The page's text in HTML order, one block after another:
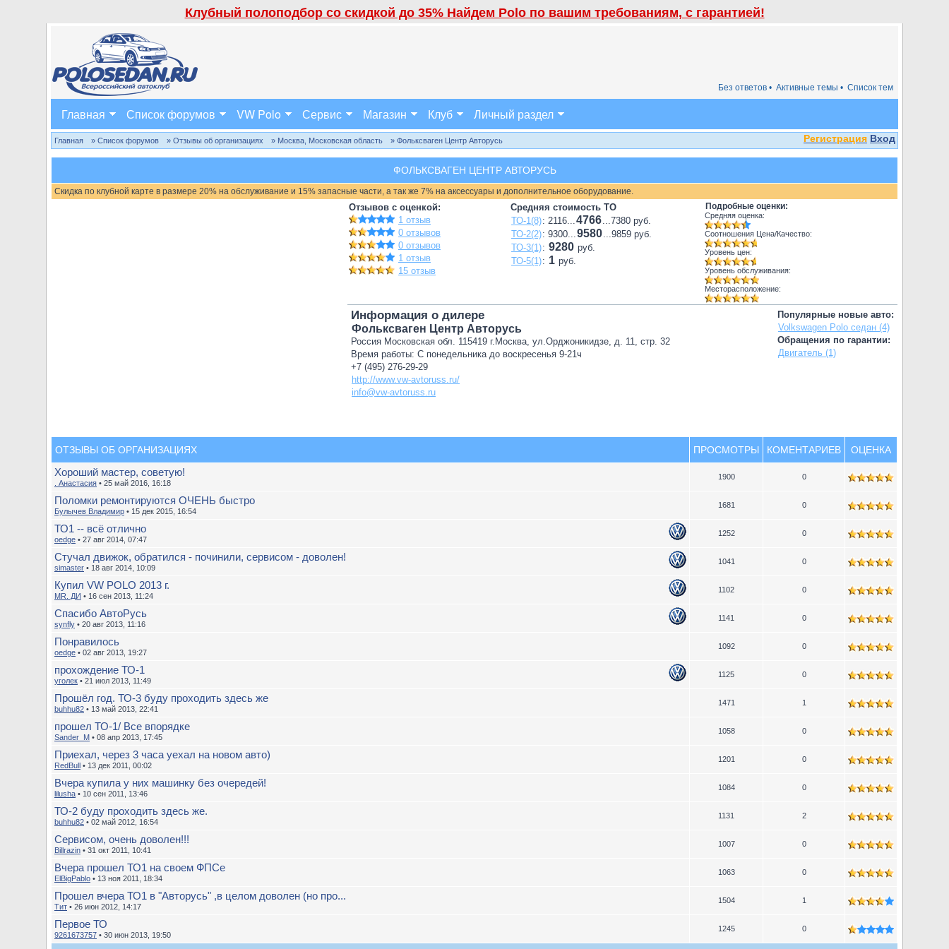
Клубный полоподбор со скидкой до 35% Найдем Polo по вашим требованиям, с гарантией!
Список тем
Активные темы •
Без ответов •
Главная Список форумов VW Polo Сервис Магазин Клуб Личный раздел
Регистрация Вход
Главная » Список форумов » Отзывы об организациях » Москва, Московская область » Фольксваген Центр Авторусь
ФОЛЬКСВАГЕН ЦЕНТР АВТОРУСЬ
Скидка по клубной карте в размере 20% на обслуживание и 15% запасные части, а так же 7% на аксессуары и дополнительное оборудование.
Отзывов с оценкой:
1 отзыв
0 отзывов
0 отзывов
1 отзыв
15 отзыв
Средняя стоимость ТО
ТО-1(8): 2116...4766...7380 руб.
ТО-2(2): 9300...9580...9859 руб.
ТО-3(1): 9280 руб.
ТО-5(1): 1 руб.
Подробные оценки:
Средняя оценка:
Соотношения Цена/Качество:
Уровень цен:
Уровень обслуживания:
Месторасположение:
Популярные новые авто:
Volkswagen Polo седан (4)
Обращения по гарантии:
Двигатель (1)
Информация о дилере
Фольксваген Центр Авторусь
Россия Московская обл. 115419 г.Москва, ул.Орджоникидзе, д. 11, стр. 32
Время работы: С понедельника до воскресенья 9-21ч
+7 (495) 276-29-29
http://www.vw-avtoruss.ru/
info@vw-avtoruss.ru
ОТЗЫВЫ ОБ ОРГАНИЗАЦИЯХ ПРОСМОТРЫ КОМЕНТАРИЕВ ОЦЕНКА
Хороший мастер, советую!
. Анастасия • 25 май 2016, 16:18
1900 0
Поломки ремонтируются ОЧЕНЬ быстро
Булычев Владимир • 15 дек 2015, 16:54
1681 0
ТО1 -- всё отлично
oedge • 27 авг 2014, 07:47
1252 0
Стучал движок, обратился - починили, сервисом - доволен!
simaster • 18 авг 2014, 10:09
1041 0
Купил VW POLO 2013 г.
MR. ДИ • 16 сен 2013, 11:24
1102 0
Спасибо АвтоРусь
synfly • 20 авг 2013, 11:16
1141 0
Понравилось
oedge • 02 авг 2013, 19:27
1092 0
прохождение ТО-1
уголек • 21 июл 2013, 11:49
1125 0
Прошёл год. ТО-3 буду проходить здесь же
buhhu82 • 13 май 2013, 22:41
1471 1
прошел ТО-1/ Все впорядке
Sander_M • 08 апр 2013, 17:45
1058 0
Приехал, через 3 часа уехал на новом авто)
RedBull • 13 дек 2011, 00:02
1201 0
Вчера купила у них машинку без очередей!
lilusha • 10 сен 2011, 13:46
1084 0
ТО-2 буду проходить здесь же.
buhhu82 • 02 май 2012, 16:54
1131 2
Сервисом, очень доволен!!!
Billrazin • 31 окт 2011, 10:41
1007 0
Вчера прошел ТО1 на своем ФПСе
ElBigPablo • 13 ноя 2011, 18:34
1063 0
Прошел вчера ТО1 в "Авторусь" ,в целом доволен (но про...
Тит • 26 июн 2012, 14:17
1504 1
Первое ТО
9261673757 • 30 июн 2013, 19:50
1245 0